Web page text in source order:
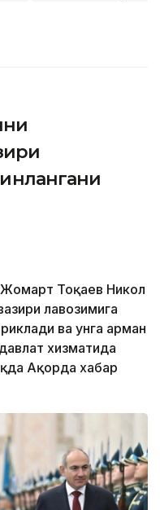
Тоқаев Никол
лавозимига
ва унга арман
хизматида
Ақорда хабар